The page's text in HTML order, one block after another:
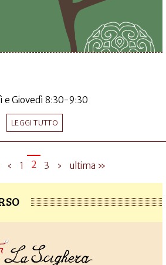
e Giovedì 8:30-9:30
LEGGI TUTTO
‹ 1 2 3 › ultima »